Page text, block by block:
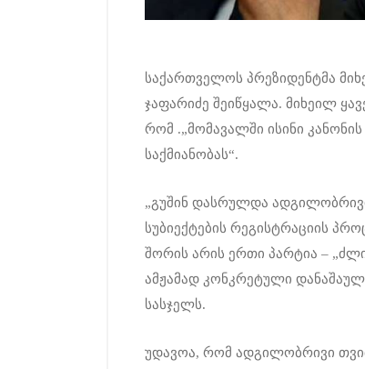
საქართველოს პრეზიდენტმა
ჯაფარიძე შეიწყალა. მიხეილ
რომ .„მომავალში ისინი
საქმიანობას“.
„გუშინ დასრულდა
სუბიექტების რეგისტრაციის
შორის არის ერთი პარტია –
ამჟამად კონკრეტული
სასჯელს.
უდავოა, რომ ადგილობრივი